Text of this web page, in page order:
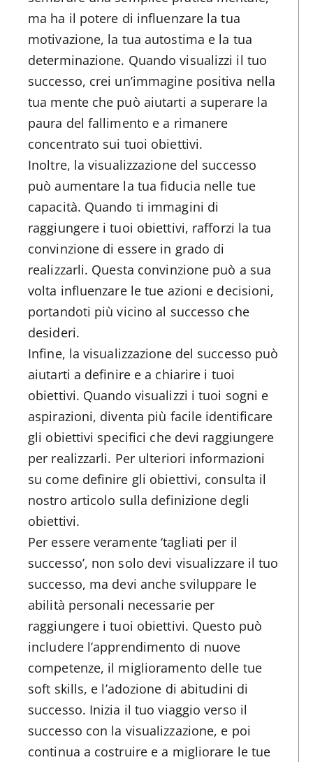
ma ha il potere di influenzare la tua
motivazione, la tua autostima e la tua
determinazione. Quando visualizzi il tuo
successo, crei un’immagine positiva nella
tua mente che può aiutarti a superare la
paura del fallimento e a rimanere
concentrato sui tuoi obiettivi.
Inoltre, la visualizzazione del successo
può aumentare la tua fiducia nelle tue
capacità. Quando ti immagini di
raggiungere i tuoi obiettivi, rafforzi la tua
convinzione di essere in grado di
realizzarli. Questa convinzione può a sua
volta influenzare le tue azioni e decisioni,
portandoti più vicino al successo che
desideri.
Infine, la visualizzazione del successo può
aiutarti a definire e a chiarire i tuoi
obiettivi. Quando visualizzi i tuoi sogni e
aspirazioni, diventa più facile identificare
gli obiettivi specifici che devi raggiungere
per realizzarli. Per ulteriori informazioni
su come definire gli obiettivi, consulta il
nostro articolo sulla definizione degli
obiettivi.
Per essere veramente ‘tagliati per il
successo’, non solo devi visualizzare il tuo
successo, ma devi anche sviluppare le
abilità personali necessarie per
raggiungere i tuoi obiettivi. Questo può
includere l’apprendimento di nuove
competenze, il miglioramento delle tue
soft skills, e l’adozione di abitudini di
successo. Inizia il tuo viaggio verso il
successo con la visualizzazione, e poi
continua a costruire e a migliorare le tue